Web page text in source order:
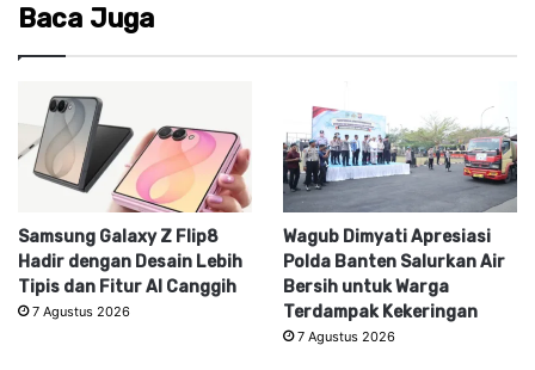
Baca Juga
Samsung Galaxy Z Flip8
Hadir dengan Desain Lebih
Tipis dan Fitur AI Canggih
7 Agustus 2026
Wagub Dimyati Apresiasi
Polda Banten Salurkan Air
Bersih untuk Warga
Terdampak Kekeringan
7 Agustus 2026